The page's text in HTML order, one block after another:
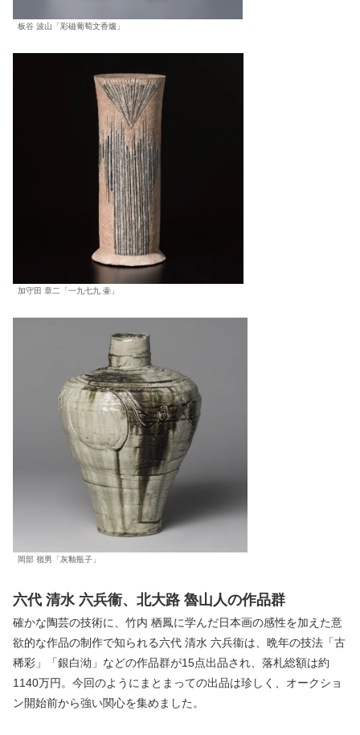
板谷 波山「彩磁葡萄文香爐」
加守田 章二「一九七九 壷」
岡部 嶺男「灰釉瓶子」
六代 清水 六兵衞、北大路 魯山人の作品群
確かな陶芸の技術に、竹内 栖鳳に学んだ日本画の感性を加えた意
欲的な作品の制作で知られる六代 清水 六兵衞は、晩年の技法「古
稀彩」「銀白泑」などの作品群が15点出品され、落札総額は約
1140万円。今回のようにまとまっての出品は珍しく、オークショ
ン開始前から強い関心を集めました。